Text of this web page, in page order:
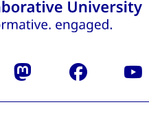
Mastodon Facebook